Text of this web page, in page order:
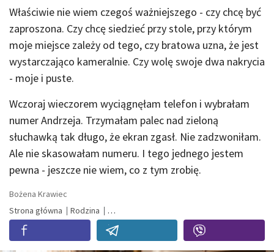
Właściwie nie wiem czegoś ważniejszego - czy chcę być
zaproszona. Czy chcę siedzieć przy stole, przy którym
moje miejsce zależy od tego, czy bratowa uzna, że jest
wystarczająco kameralnie. Czy wolę swoje dwa nakrycia
- moje i puste.
Wczoraj wieczorem wyciągnęłam telefon i wybrałam
numer Andrzeja. Trzymałam palec nad zieloną
słuchawką tak długo, że ekran zgasł. Nie zadzwoniłam.
Ale nie skasowałam numeru. I tego jednego jestem
pewna - jeszcze nie wiem, co z tym zrobię.
Bożena Krawiec
Strona główna
Rodzina